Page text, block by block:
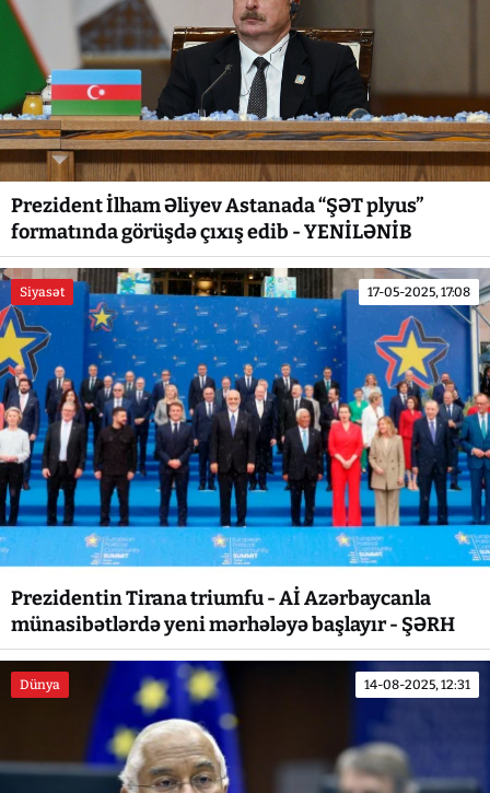
Prezident İlham Əliyev Astanada “ŞƏT plyus”
formatında görüşdə çıxış edib - YENİLƏNİB
Siyasət 17-05-2025, 17:08
Prezidentin Tirana triumfu - Aİ Azərbaycanla
münasibətlərdə yeni mərhələyə başlayır - ŞƏRH
Dünya 14-08-2025, 12:31